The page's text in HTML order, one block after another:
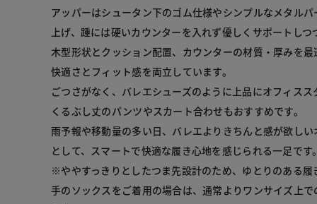
アッパーはシュータン下のゴム仕様やシンプルなメタル
上げ、踵には硬いカウンターを入れず優しくサポートし
木型形状とクッション配置、カウンターの材質・厚みを
快適さとフィット感を両立しています。
ごつさがなく、バレエシューズのように上品にオフィス
くるぶし丈のパンツやスカート合わせもおすすめです。
雨予報や移動量の多い日、バレエよりきちんと感が欲し
として、スマートで快適な履き心地を感じられる一足です
※ややすっきりとしたつま先設計のため、ゆとりのある
手のソックスをご着用の場合は、通常よりワンサイズ上